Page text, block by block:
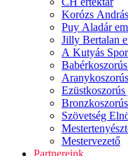
Korózs
Puy Aladár
Jilly Bertalan
A Kutyás
Szövetség
Mestervezető
Partnereink